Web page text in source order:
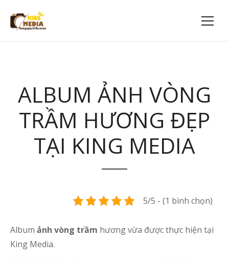
ALBUM ẢNH VÒNG
TRẦM HƯƠNG ĐẸP
TẠI KING MEDIA
5/5 - (1 bình chọn)
Album ảnh vòng trầm hương vừa được thực hiện tại
King Media.